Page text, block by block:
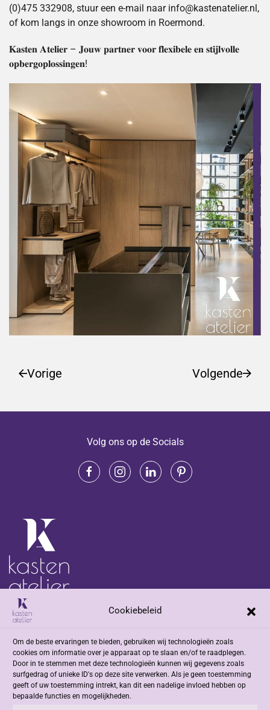
Cookiebeleid
Om de beste ervaringen te bieden, gebruiken wij technologieën zoals
cookies om informatie over je apparaat op te slaan en/of te raadplegen.
Door in te stemmen met deze technologieën kunnen wij gegevens zoals
surfgedrag of unieke ID's op deze site verwerken. Als je geen toestemming
geeft of uw toestemming intrekt, kan dit een nadelige invloed hebben op
bepaalde functies en mogelijkheden.
(0)475 332908, stuur een e-mail naar info@kastenatelier.nl,
of kom langs in onze showroom in Roermond.
𝐊𝐚𝐬𝐭𝐞𝐧 𝐀𝐭𝐞𝐥𝐢𝐞𝐫 – 𝐉𝐨𝐮𝐰 𝐩𝐚𝐫𝐭𝐧𝐞𝐫 𝐯𝐨𝐨𝐫 𝐟𝐥𝐞𝐱𝐢𝐛𝐞𝐥𝐞 𝐞𝐧 𝐬𝐭𝐢𝐣𝐥𝐯𝐨𝐥𝐥𝐞
𝐨𝐩𝐛𝐞𝐫𝐠𝐨𝐩𝐥𝐨𝐬𝐬𝐢𝐧𝐠𝐞𝐧!
Vorige Volgende
Volg ons op de Socials
Adres
Jacob Romenweg 2
6042 EZ Roermond
Contact